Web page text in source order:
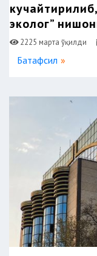
эколог”
2225 марта ўқилди
Батафсил